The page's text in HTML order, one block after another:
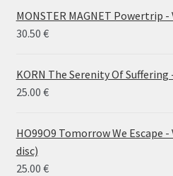
MONSTER MAGNET Powertrip
30.50 €
KORN The Serenity Of Suffering
25.00 €
HO99O9 Tomorrow We Escape
disc)
25.00 €